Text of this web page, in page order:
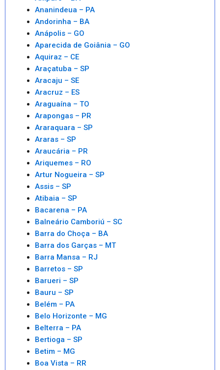
Ananindeua – PA
Andorinha – BA
Anápolis – GO
Aparecida de Goiânia – GO
Aquiraz – CE
Araçatuba – SP
Aracaju – SE
Aracruz – ES
Araguaína – TO
Arapongas – PR
Araraquara – SP
Araras – SP
Araucária – PR
Ariquemes – RO
Artur Nogueira – SP
Assis – SP
Atibaia – SP
Bacarena – PA
Balneário Camboriú – SC
Barra do Choça – BA
Barra dos Garças – MT
Barra Mansa – RJ
Barretos – SP
Barueri – SP
Bauru – SP
Belém – PA
Belo Horizonte – MG
Belterra – PA
Bertioga – SP
Betim – MG
Boa Vista – RR